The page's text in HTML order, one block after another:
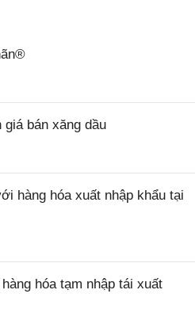
bán xăng dầu
hàng hóa xuất nhập khẩu tại
hóa tạm nhập tái xuất